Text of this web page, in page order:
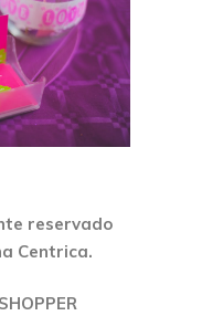
reservado
Centrica.